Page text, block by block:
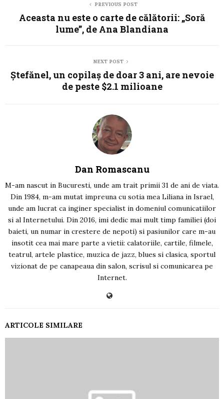
PREVIOUS POST
Aceasta nu este o carte de călătorii: „Soră
lume”, de Ana Blandiana
NEXT POST
Ștefănel, un copilaș de doar 3 ani, are nevoie
de peste $2.1 milioane
Dan Romascanu
M-am nascut in Bucuresti, unde am trait primii 31 de ani de viata.
Din 1984, m-am mutat impreuna cu sotia mea Liliana in Israel,
unde am lucrat ca inginer specialist in domeniul comunicatiilor
si al Internetului. Din 2016, imi dedic mai mult timp familiei (doi
baieti, un numar in crestere de nepoti) si pasiunilor care m-au
insotit cea mai mare parte a vietii: calatoriile, cartile, filmele,
teatrul, artele plastice, muzica de jazz, blues si clasica, sportul
vizionat de pe canapeaua din salon, scrisul si comunicarea pe
Internet.
ARTICOLE SIMILARE